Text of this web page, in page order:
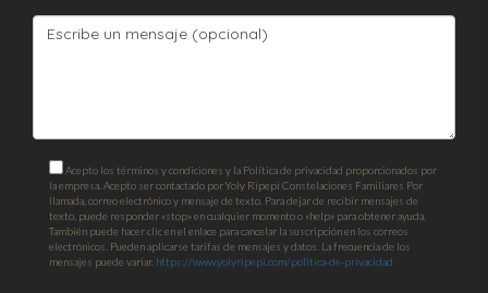
Acepto los términos y condiciones y la Política de privacidad proporcionados por
la empresa. Acepto ser contactado por Yoly Ripepi Constelaciones Familiares Por
llamada, correo electrónico y mensaje de texto. Para dejar de recibir mensajes de
texto, puede responder «stop» en cualquier momento o «help» para obtener ayuda.
También puede hacer clic en el enlace para cancelar la suscripción en los correos
electrónicos. Pueden aplicarse tarifas de mensajes y datos. La frecuencia de los
mensajes puede variar. https://www.yolyripepi.com/politica-de-privacidad